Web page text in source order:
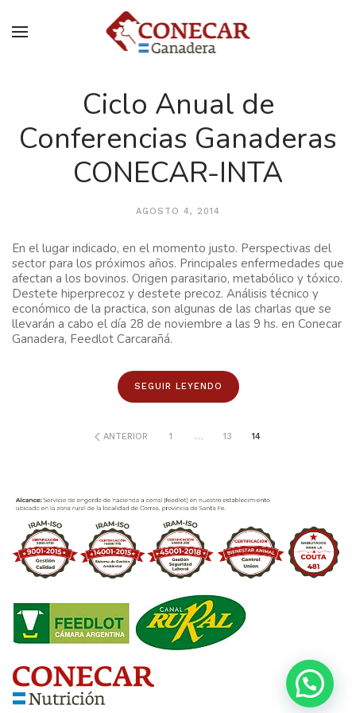
Ciclo Anual de
Conferencias Ganaderas
CONECAR-INTA
AGOSTO 4, 2014
En el lugar indicado, en el momento justo. Perspectivas del
sector para los próximos años. Principales enfermedades que
afectan a los bovinos. Origen parasitario, metabólico y tóxico.
Destete hiperprecoz y destete precoz. Análisis técnico y
económico de la practica, son algunas de las charlas que se
llevarán a cabo el día 28 de noviembre a las 9 hs. en Conecar
Ganadera, Feedlot Carcarañá.
SEGUIR LEYENDO
ANTERIOR 1 … 13 14